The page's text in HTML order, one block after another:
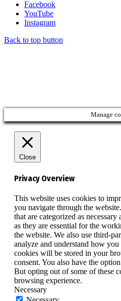
Facebook
YouTube
Instagram
Back to top button
Manage
Close
Privacy Overview
This website uses cookies to
you navigate through the
that are categorized as
as they are essential for the
the website. We also use third-
analyze and understand how
cookies will be stored in your
consent. You also have the
But opting out of some of these
browsing experience.
Necessary